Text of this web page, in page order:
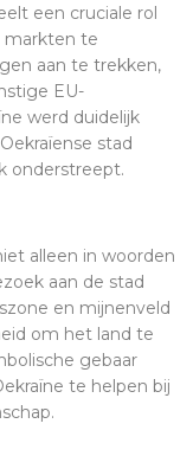
een cruciale rol
markten te
aan te trekken,
EU-
werd duidelijk
stad
onderstreept.
alleen in woorden
aan de stad
en mijnenveld
om het land te
gebaar
te helpen bij